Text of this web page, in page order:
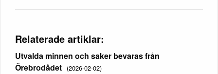
Relaterade artiklar:
Utvalda minnen och saker bevaras från
Örebrodådet (2026-02-02)